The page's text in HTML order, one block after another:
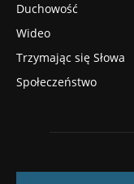
Duchowość
Wideo
Trzymając się Słowa
Społeczeństwo